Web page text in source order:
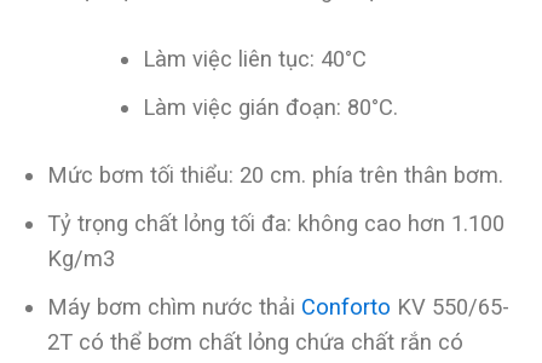
Làm việc liên tục: 40°C
Làm việc gián đoạn: 80°C.
Mức bơm tối thiểu: 20 cm. phía trên thân bơm.
Tỷ trọng chất lỏng tối đa: không cao hơn 1.100
Kg/m3
Máy bơm chìm nước thải Conforto KV 550/65-
2T có thể bơm chất lỏng chứa chất rắn có